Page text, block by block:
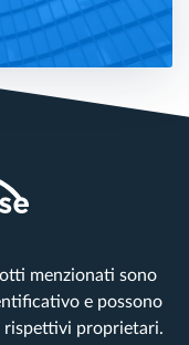
menzionati sono
e possono
rispettivi proprietari.